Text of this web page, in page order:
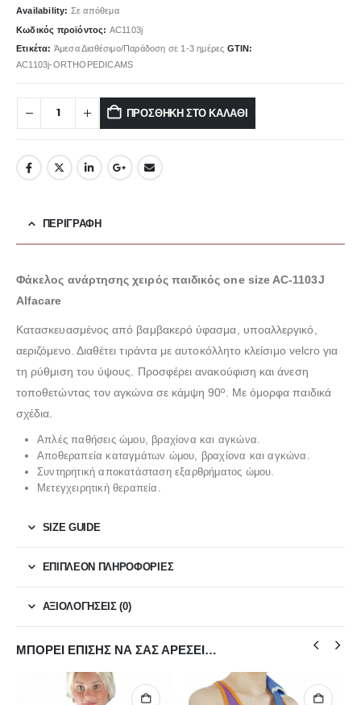
was:
€9.20.
τιμή
είναι:
€7.00.
Availability: Σε απόθεμα
Κωδικός προϊόντος: AC1103j
Ετικέτα: Άμεσα Διαθέσιμο/Παράδοση σε 1-3 ημέρες GTIN:
AC1103j-ORTHOPEDICAMS
ΠΡΟΣΘΉΚΗ ΣΤΟ ΚΑΛΆΘΙ
ΠΕΡΙΓΡΑΦΉ
Φάκελος ανάρτησης χειρός παιδικός one size AC-1103J
Alfacare
Kατασκευασμένος από βαμβακερό ύφασμα, υποαλλεργικό,
αεριζόμενο. Διαθέτει τιράντα με αυτοκόλλητο κλείσιμο velcro για
τη ρύθμιση του ύψους. Προσφέρει ανακούφιση και άνεση
τοποθετώντας τον αγκώνα σε κάμψη 90º. Με όμορφα παιδικά
σχέδια.
Απλές παθήσεις ώμου, βραχίονα και αγκώνα.
Αποθεραπεία καταγμάτων ώμου, βραχίονα και αγκώνα.
Συντηρητική αποκατάσταση εξαρθρήματος ώμου.
Μετεγχειρητική θεραπεία.
SIZE GUIDE
ΕΠΙΠΛΈΟΝ ΠΛΗΡΟΦΟΡΊΕΣ
ΑΞΙΟΛΟΓΉΣΕΙΣ (0)
ΜΠΟΡΕΊ ΕΠΊΣΗΣ ΝΑ ΣΑΣ ΑΡΈΣΕΙ…